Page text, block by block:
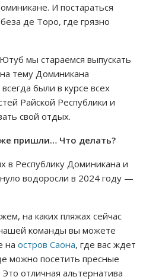
И постараться
де Торо, где грязно
мы стараемся выпускать
тему Доминикана
были в курсе всех
Райской Республики и
свой отдых.
пришли… Что делать?
в Республику Доминикана и
водоросли в 2024 году —
на каких пляжах сейчас
команды вы можете
наостров Саона, где вас ждет
можно посетить пресные
отличная альтернатива